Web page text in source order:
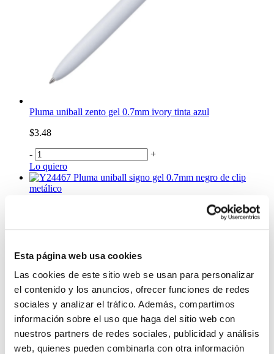
Esta página web usa cookies
Las cookies de este sitio web se usan para personalizar
el contenido y los anuncios, ofrecer funciones de redes
sociales y analizar el tráfico. Además, compartimos
información sobre el uso que haga del sitio web con
nuestros partners de redes sociales, publicidad y análisis
web, quienes pueden combinarla con otra información
Pluma uniball zento gel 0.7mm ivory tinta azul
$3.48
-
+
Lo quiero
Pluma uniball signo gel 0.7mm negro de clip
metálico
Pluma retractil Bic x4c shine
$2.50
Lo quiero
Pluma borrable CAT 15.5